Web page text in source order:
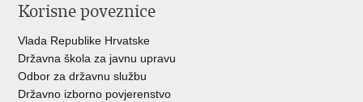
Korisne poveznice
Vlada Republike Hrvatske
Državna škola za javnu upravu
Odbor za državnu službu
Državno izborno povjerenstvo